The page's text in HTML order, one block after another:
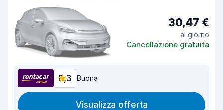
30,47 €
al giorno
Cancellazione gratuita
8,3 Buona
Visualizza offerta